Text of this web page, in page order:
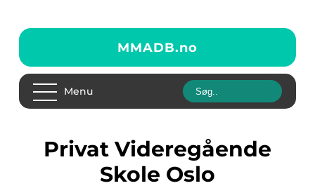
MMADB.no
Menu
Privat Videregående
Skole Oslo